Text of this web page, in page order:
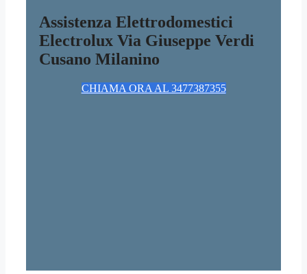
Assistenza Elettrodomestici
Electrolux Via Giuseppe Verdi
Cusano Milanino
CHIAMA ORA AL 3477387355